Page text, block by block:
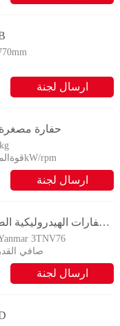
ارسال لجنة
SANY SY20C حفارة مصغرة
1750kg
10.3/2200kW/rpm
ارسال لجنة
Cat الحفارات الهيدروليكية الصغيرة 301.4C
3TNV76
صافي
ارسال لجنة